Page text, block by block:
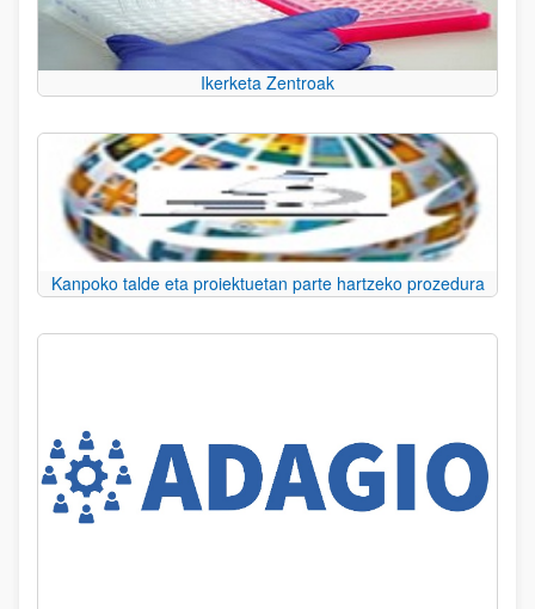
Ikerketa Zentroak
Kanpoko talde eta proiektuetan parte hartzeko prozedura